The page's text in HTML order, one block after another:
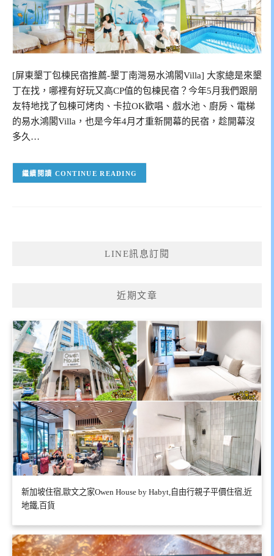
[屏東墾丁包棟民宿推薦-墾丁南灣易水鴻閣Villa] 大家總是來墾
丁在找，哪裡有好玩又高CP值的包棟民宿？今年5月我們跟朋
友特地找了包棟可烤肉、卡拉OK歡唱、戲水池、廚房、電梯
的易水鴻閣Villa，也是今年4月才重新開幕的民宿，趁開幕沒
多久…
CONTINUE READING
LINE訊息訂閱
近期文章
新加坡住宿,歐文之家Owen House by Habyt,自由行親子平價住宿,近
地鐵,百貨